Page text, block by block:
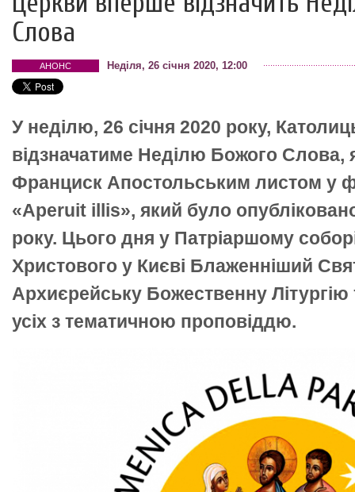
Слова
АНОНС Неділя, 26 січня 2020, 12:00
У неділю, 26 січня 2020 року,
відзначатиме Неділю Божого Слова,
Франциск Апостольським листом у
«Aperuit illis», який було
року. Цього дня у Патріаршому
Христового у Києві Блаженніший
Архиєрейську Божественну Літургію
усіх з тематичною проповіддю.